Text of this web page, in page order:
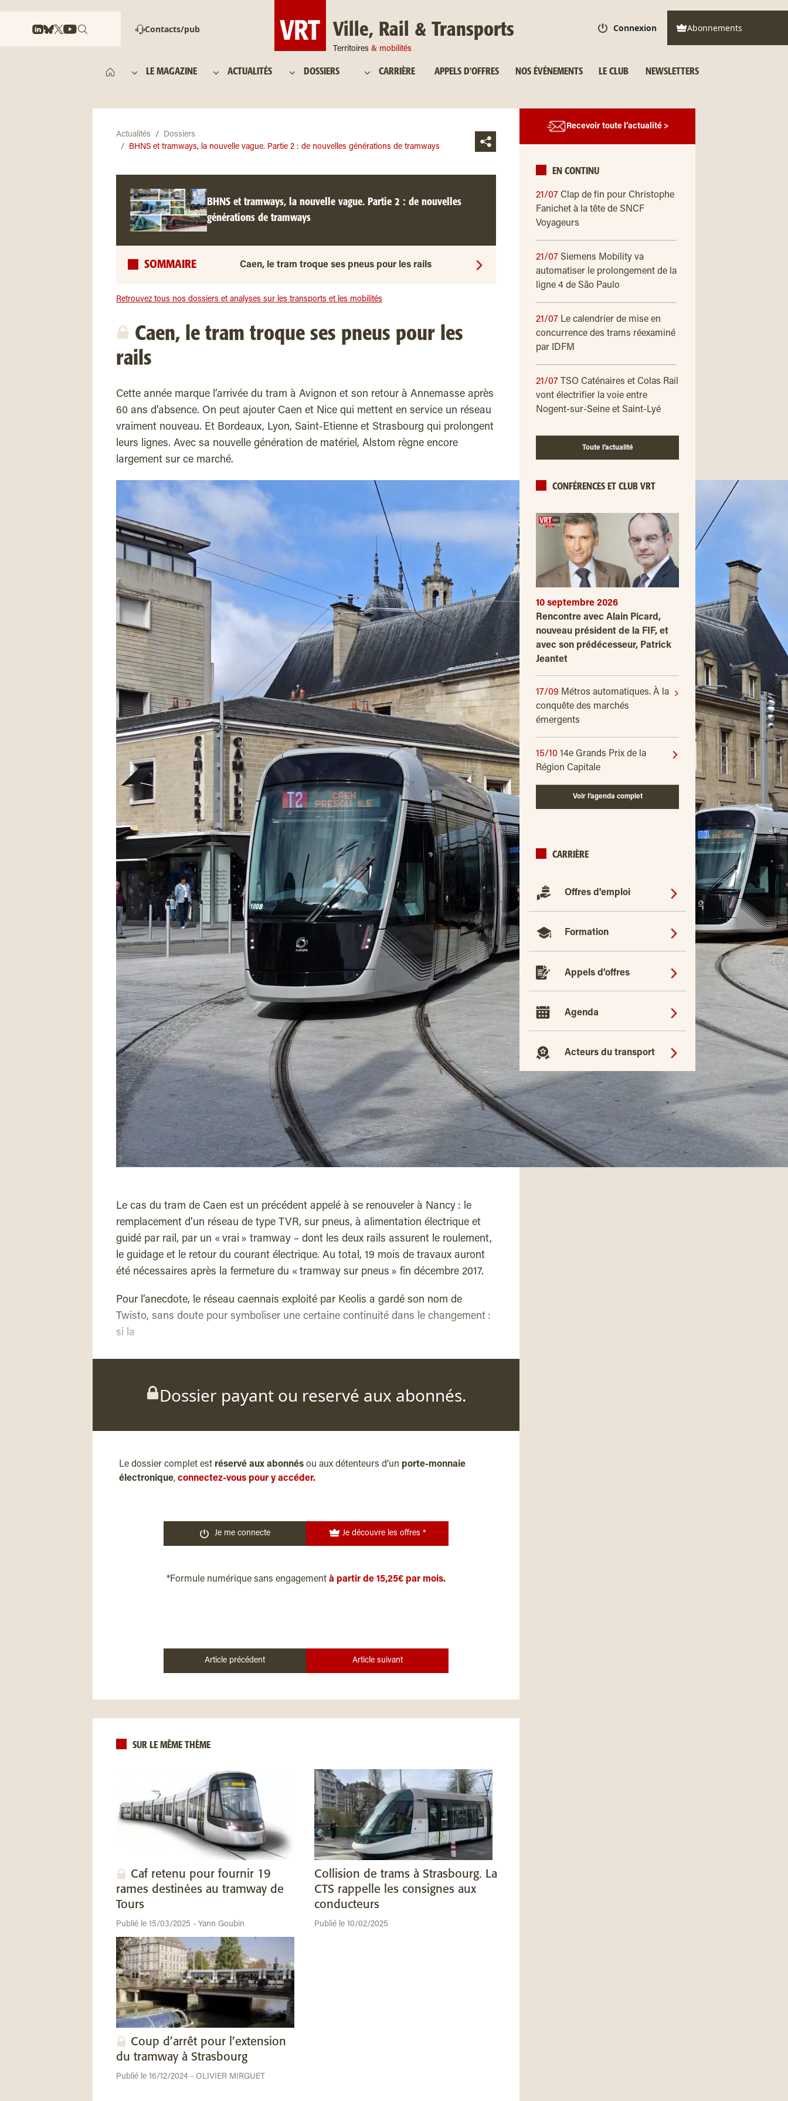
Contacts/pub Ville, Rail & Transports
Territoires & mobilités
Connexion Abonnements
LE MAGAZINE ACTUALITÉS DOSSIERS CARRIÈRE APPELS D'OFFRES NOS ÉVÉNEMENTS LE CLUB NEWSLETTERS
Actualités
Dossiers
BHNS et tramways, la nouvelle vague. Partie 2 : de nouvelles générations de tramways
BHNS et tramways, la nouvelle vague. Partie 2 : de nouvelles
générations de tramways
SOMMAIRE Caen, le tram troque ses pneus pour les rails
Retrouvez tous nos dossiers et analyses sur les transports et les mobilités
Caen, le tram troque ses pneus pour les
rails
Cette année marque l’arrivée du tram à Avignon et son retour à Annemasse après
60 ans d’absence. On peut ajouter Caen et Nice qui mettent en service un réseau
vraiment nouveau. Et Bordeaux, Lyon, Saint-Etienne et Strasbourg qui prolongent
leurs lignes. Avec sa nouvelle génération de matériel, Alstom règne encore
largement sur ce marché.
Le cas du tram de Caen est un précédent appelé à se renouveler à Nancy : le
remplacement d’un réseau de type TVR, sur pneus, à alimentation électrique et
guidé par rail, par un « vrai » tramway – dont les deux rails assurent le roulement,
le guidage et le retour du courant électrique. Au total, 19 mois de travaux auront
été nécessaires après la fermeture du « tramway sur pneus » fin décembre 2017.
Pour l’anecdote, le réseau caennais exploité par Keolis a gardé son nom de
Twisto, sans doute pour symboliser une certaine continuité dans le changement :
si la
Dossier payant ou reservé aux abonnés.
Le dossier complet est réservé aux abonnés ou aux détenteurs d’un porte-monnaie
électronique, connectez-vous pour y accéder.
Je me connecte Je découvre les offres *
*Formule numérique sans engagement à partir de 15,25€ par mois.
Article précédent Article suivant
SUR LE MÊME THÈME
Caf retenu pour fournir 19
rames destinées au tramway de
Tours
Publié le 15/03/2025 - Yann Goubin
Collision de trams à Strasbourg. La
CTS rappelle les consignes aux
conducteurs
Publié le 10/02/2025
Coup d’arrêt pour l’extension
du tramway à Strasbourg
Publié le 16/12/2024 - OLIVIER MIRGUET
Recevoir toute l’actualité >
EN CONTINU
21/07 Clap de fin pour Christophe
Fanichet à la tête de SNCF
Voyageurs
21/07 Siemens Mobility va
automatiser le prolongement de la
ligne 4 de São Paulo
21/07 Le calendrier de mise en
concurrence des trams réexaminé
par IDFM
21/07
TSO Caténaires et Colas Rail
vont électrifier la voie entre
Nogent-sur-Seine et Saint-Lyé
Toute l’actualité
CONFÉRENCES ET CLUB VRT
10 septembre 2026
Rencontre avec Alain Picard,
nouveau président de la FIF, et
avec son prédécesseur, Patrick
Jeantet
17/09 Métros automatiques. À la
conquête des marchés
émergents
15/10 14e Grands Prix de la
Région Capitale
Voir l’agenda complet
CARRIÈRE
Offres d'emploi
Formation
Appels d'offres
Agenda
Acteurs du transport